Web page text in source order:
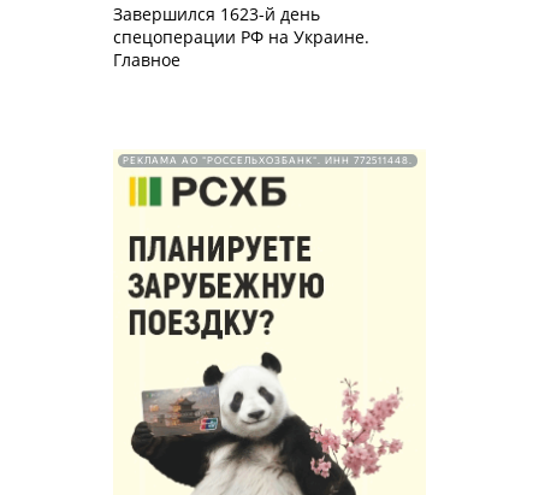
Завершился 1623-й день
спецоперации РФ на Украине.
Главное
РЕКЛАМА АО "РОССЕЛЬХОЗБАНК". ИНН 772511448.